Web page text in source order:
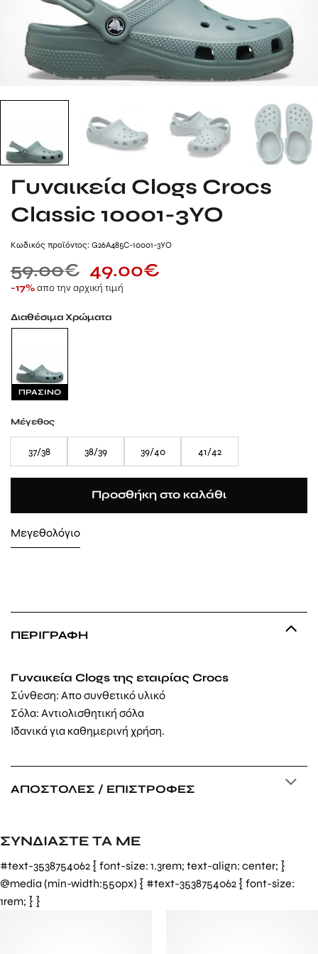
Γυναικεία Clogs Crocs
Classic 10001-3YO
Kωδικός προϊόντος: G26A485C-10001-3YO
59.00€ 49.00€
-17%απο την αρχική τιμή
Διαθέσιμα Χρώματα
ΠΡΑΣΙΝΟ
Μέγεθος
37/38 38/39 39/40 41/42
Προσθήκη στο καλάθι
Μεγεθολόγιο
ΠΕΡΙΓΡΑΦΉ
Γυναικεία Clogs της εταιρίας Crocs
Σύνθεση: Απο συνθετικό υλικό
Σόλα: Αντιολισθητική σόλα
Ιδανικά για καθημερινή χρήση.
ΑΠΟΣΤΟΛΈΣ / ΕΠΙΣΤΡΟΦΈΣ
ΣΥΝΔΙΑΣΤΕ ΤΑ ΜΕ
#text-3538754062 { font-size: 1.3rem; text-align: center; }
@media (min-width:550px) { #text-3538754062 { font-size:
1rem; } }